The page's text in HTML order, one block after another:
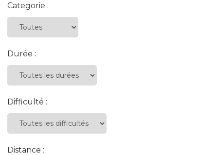
Categorie :
Durée :
Difficulté :
Distance :